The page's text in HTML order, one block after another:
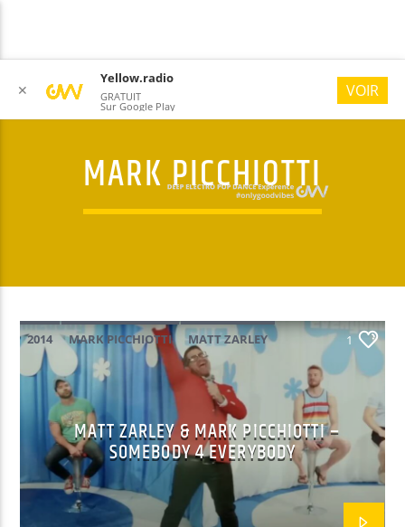
YELLOW RADIO
#ONLYGOODVIBES
EN CE MOMENT
DIFFICULT TO LOVE (RADIO EDIT)
ELDERBROOK
MARK PICCHIOTTI
2014 MARK PICCHIOTTI
MATT ZARLEY
POP
1
MATT ZARLEY & MARK PICCHIOTTI –
SOMEBODY 4 EVERYBODY
✕
Yellow.radio
GRATUIT
Sur Google Play
VOIR